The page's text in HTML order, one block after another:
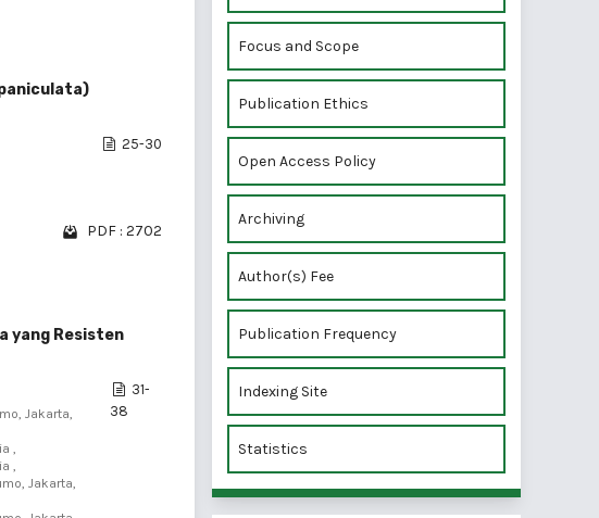
25-30
PDF : 2702
yang Resisten
Jakarta,
,
,
Jakarta,
31-
38
Focus and Scope
Publication Ethics
Open Access Policy
Archiving
Author(s) Fee
Publication Frequency
Indexing Site
Statistics